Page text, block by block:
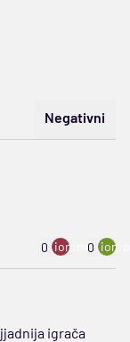
Negativni
0 ion:minus
0
igrača